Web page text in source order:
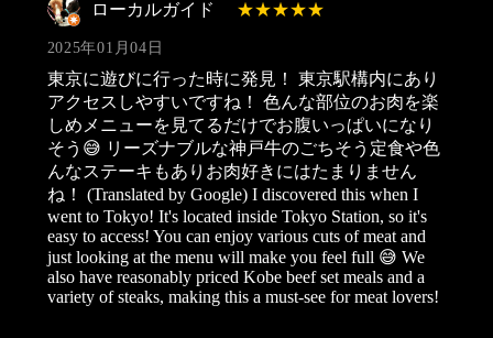
ローカルガイド
2025年01月04日
東京に遊びに行った時に発見！ 東京駅構内にあり
アクセスしやすいですね！ 色んな部位のお肉を楽
しめメニューを見てるだけでお腹いっぱいになり
そう😅 リーズナブルな神戸牛のごちそう定食や色
んなステーキもありお肉好きにはたまりません
ね！ (Translated by Google) I discovered this when I
went to Tokyo! It's located inside Tokyo Station, so it's
easy to access! You can enjoy various cuts of meat and
just looking at the menu will make you feel full 😅 We
also have reasonably priced Kobe beef set meals and a
variety of steaks, making this a must-see for meat lovers!